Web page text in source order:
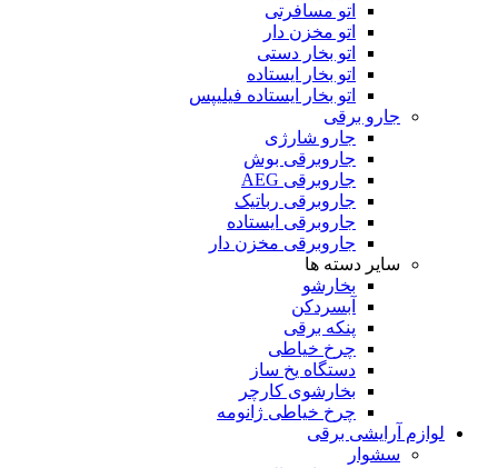
اتو مسافرتی
اتو مخزن دار
اتو بخار دستی
اتو بخار ایستاده
اتو بخار ایستاده فیلیپس
جارو برقی
جارو شارژی
جاروبرقی بوش
جاروبرقی AEG
جاروبرقی رباتیک
جاروبرقی ایستاده
جاروبرقی مخزن دار
سایر دسته ها
بخارشو
آبسردکن
پنکه برقی
چرخ خیاطی
دستگاه یخ ساز
بخارشوی کارچر
چرخ خیاطی ژانومه
لوازم آرایشی برقی
سشوار